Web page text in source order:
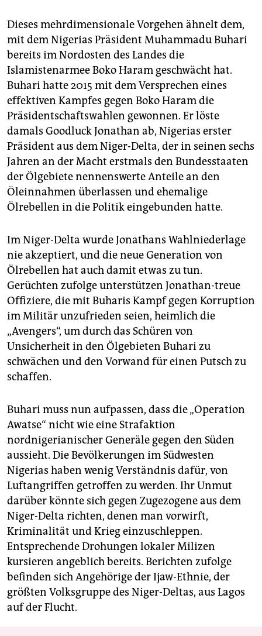
Dieses mehrdimensionale Vorgehen ähnelt dem,
mit dem Nigerias Präsident Muhammadu Buhari
bereits im Nordosten des Landes die
Islamistenarmee Boko Haram geschwächt hat.
Buhari hatte 2015 mit dem Versprechen eines
effektiven Kampfes gegen Boko Haram die
Präsidentschaftswahlen gewonnen. Er löste
damals Goodluck Jonathan ab, Nigerias erster
Präsident aus dem Niger-Delta, der in seinen sechs
Jahren an der Macht erstmals den Bundesstaaten
der Ölgebiete nennenswerte Anteile an den
Öleinnahmen überlassen und ehemalige
Ölrebellen in die Politik eingebunden hatte.
Im Niger-Delta wurde Jonathans Wahlniederlage
nie akzeptiert, und die neue Generation von
Ölrebellen hat auch damit etwas zu tun.
Gerüchten zufolge unterstützen Jonathan-treue
Offiziere, die mit Buharis Kampf gegen Korruption
im Militär unzufrieden seien, heimlich die
„Avengers“, um durch das Schüren von
Unsicherheit in den Ölgebieten Buhari zu
schwächen und den Vorwand für einen Putsch zu
schaffen.
Buhari muss nun aufpassen, dass die „Operation
Awatse“ nicht wie eine Strafaktion
nordnigerianischer Generäle gegen den Süden
aussieht. Die Bevölkerungen im Südwesten
Nigerias haben wenig Verständnis dafür, von
Luftangriffen getroffen zu werden. Ihr Unmut
darüber könnte sich gegen Zugezogene aus dem
Niger-Delta richten, denen man vorwirft,
Kriminalität und Krieg einzuschleppen.
Entsprechende Drohungen lokaler Milizen
kursieren angeblich bereits. Berichten zufolge
befinden sich Angehörige der Ijaw-Ethnie, der
größten Volksgruppe des Niger-Deltas, aus Lagos
auf der Flucht.